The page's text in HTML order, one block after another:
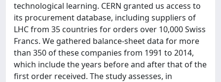
technological learning. CERN granted us access to
its procurement database, including suppliers of
LHC from 35 countries for orders over 10,000 Swiss
Francs. We gathered balance-sheet data for more
than 350 of these companies from 1991 to 2014,
which include the years before and after that of the
first order received. The study assesses, in